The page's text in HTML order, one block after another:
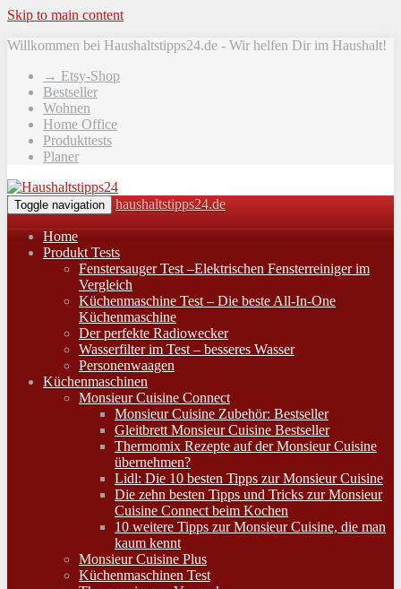
Skip to main content
Willkommen bei Haushaltstipps24.de - Wir helfen Dir im Haushalt!
→ Etsy-Shop
Bestseller
Wohnen
Home Office
Produkttests
Planer
Toggle navigation haushaltstipps24.de
Home
Produkt Tests
Fenstersauger Test –Elektrischen Fensterreiniger im
Vergleich
Küchenmaschine Test – Die beste All-In-One
Küchenmaschine
Der perfekte Radiowecker
Wasserfilter im Test – besseres Wasser
Personenwaagen
Küchenmaschinen
Monsieur Cuisine Connect
Monsieur Cuisine Zubehör: Bestseller
Gleitbrett Monsieur Cuisine Bestseller
Thermomix Rezepte auf der Monsieur Cuisine
übernehmen?
Lidl: Die 10 besten Tipps zur Monsieur Cuisine
Die zehn besten Tipps und Tricks zur Monsieur
Cuisine Connect beim Kochen
10 weitere Tipps zur Monsieur Cuisine, die man
kaum kennt
Monsieur Cuisine Plus
Küchenmaschinen Test